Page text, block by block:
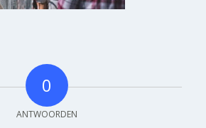
0
ANTWOORDEN